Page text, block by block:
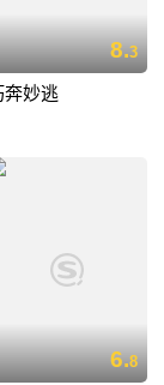
8.3
奔妙逃
6.8